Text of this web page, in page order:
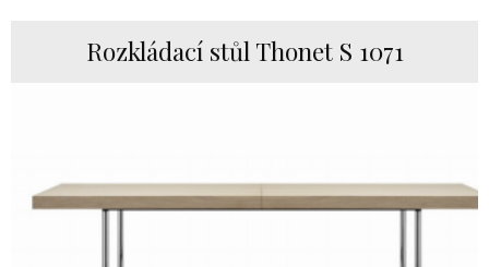
Rozkládací stůl Thonet S 1071